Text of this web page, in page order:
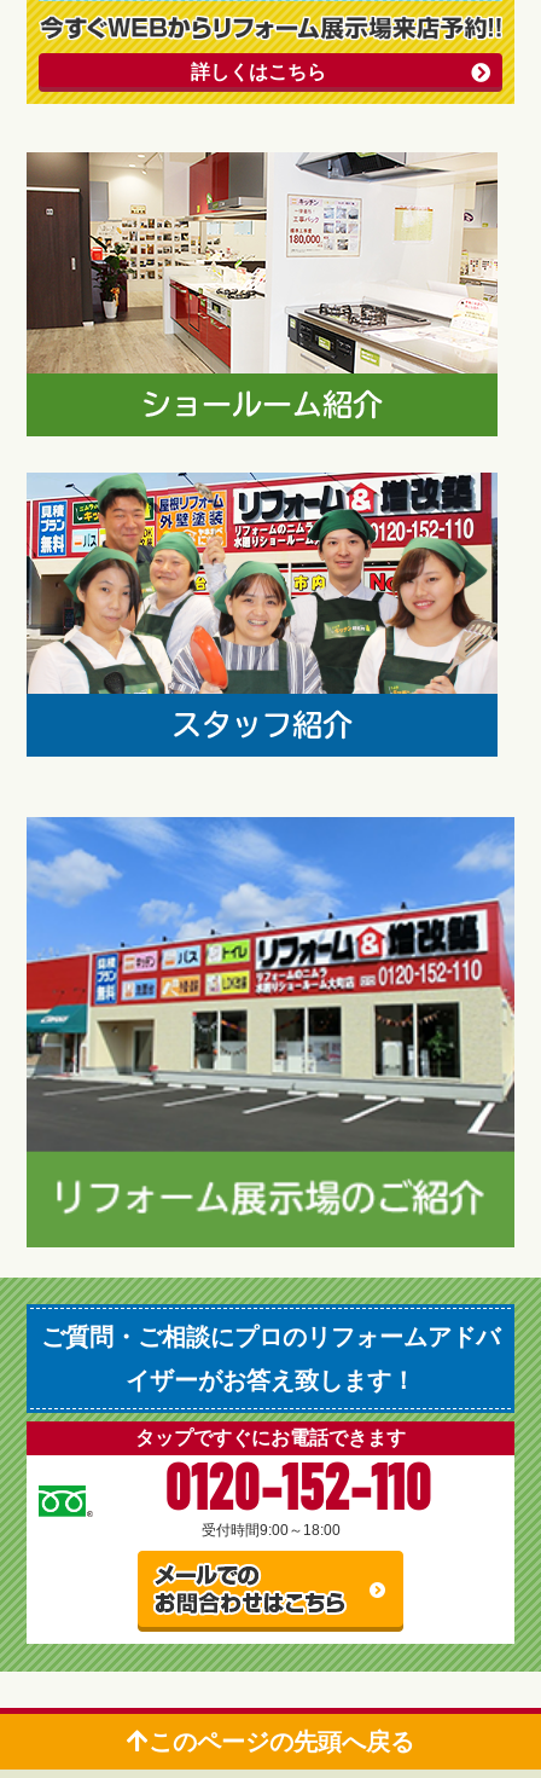
詳しくはこちら
ご質問・ご相談にプロのリフォームアドバ
イザーがお答え致します！
タップですぐにお電話できます
0120-152-110
受付時間9:00～18:00
このページの先頭へ戻る